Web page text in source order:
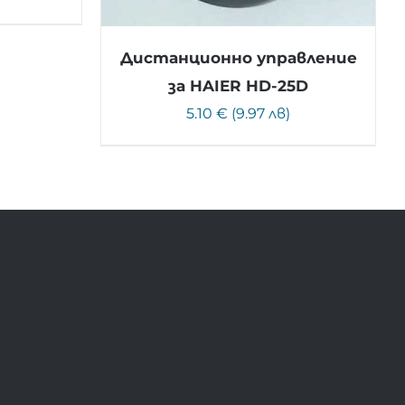
Дистанционно управление
за HAIER HD-25D
5.10 € (9.97 лв)